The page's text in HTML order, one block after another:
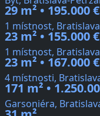
29 m² • 195.000 €
1 místnost,
23 m² • 155.000 €
1 místnost,
23 m² • 167.000 €
4 místnosti,
171 m² •
Garsoniéra,